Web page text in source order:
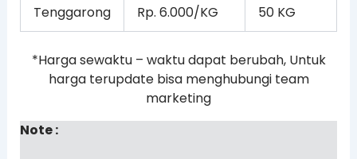
Tenggarong Rp. 6.000/KG 50 KG
*Harga sewaktu – waktu dapat berubah, Untuk
harga terupdate bisa menghubungi team
marketing
Note :